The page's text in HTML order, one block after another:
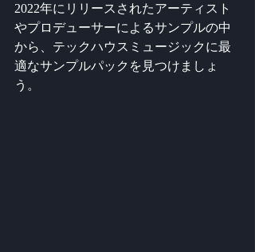
2022年にリリースされたアーティスト
やプロデューサーによるサンプルの中
から、テックハウスミュージックに最
適なサンプルパックを見つけましょ
う。